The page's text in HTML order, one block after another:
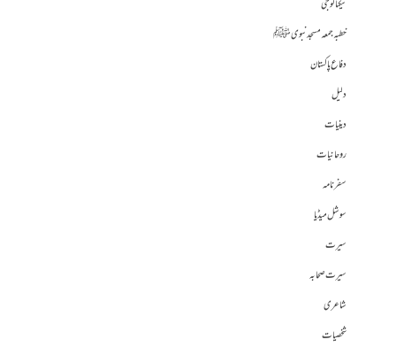
ٹیکنالوجی
خطبہ جمعہ مسجد نبوی ﷺ
دفاع پاکستان
دلیل
دینیات
روحانیات
سفرنامہ
سوشل میڈیا
سیرت
سیرت صحابہ
شاعری
شخصیات